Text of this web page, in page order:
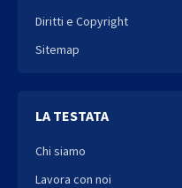
Diritti e Copyright
Sitemap
LA TESTATA
Chi siamo
Lavora con noi